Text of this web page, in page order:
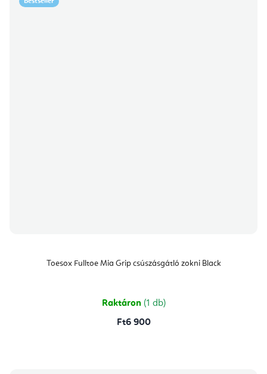
Toesox Fulltoe Mia Grip csúszásgátló zokni Black
Raktáron (1 db)
Ft6 900